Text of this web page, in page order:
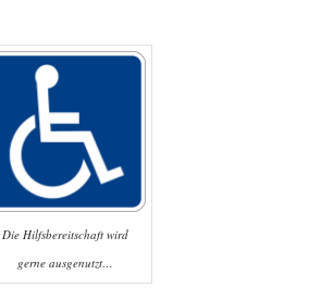
Die Hilfsbereitschaft wird
gerne ausgenutzt…